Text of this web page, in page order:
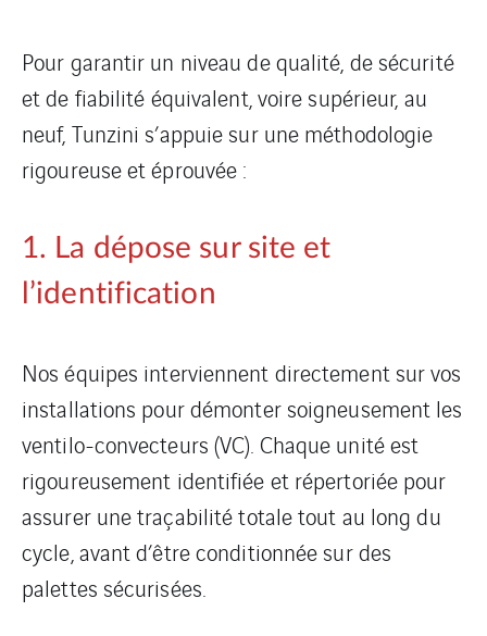
Pour garantir un niveau de qualité, de sécurité
et de fiabilité équivalent, voire supérieur, au
neuf, Tunzini s’appuie sur une méthodologie
rigoureuse et éprouvée :
1. La dépose sur site et
l’identification
Nos équipes interviennent directement sur vos
installations pour démonter soigneusement les
ventilo-convecteurs (VC). Chaque unité est
rigoureusement identifiée et répertoriée pour
assurer une traçabilité totale tout au long du
cycle, avant d’être conditionnée sur des
palettes sécurisées.